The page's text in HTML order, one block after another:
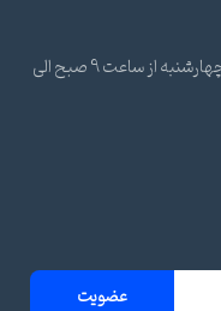
ساعات پاسخ گویی تلفنی و پشتیبانی شنبه تا چهارشنبه از ساعت 9 صبح الی
عضویت